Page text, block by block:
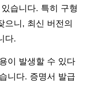
습니다. 특히 구형
으니, 최신 버전의
다.
이 발생할 수 있다
니다. 증명서 발급